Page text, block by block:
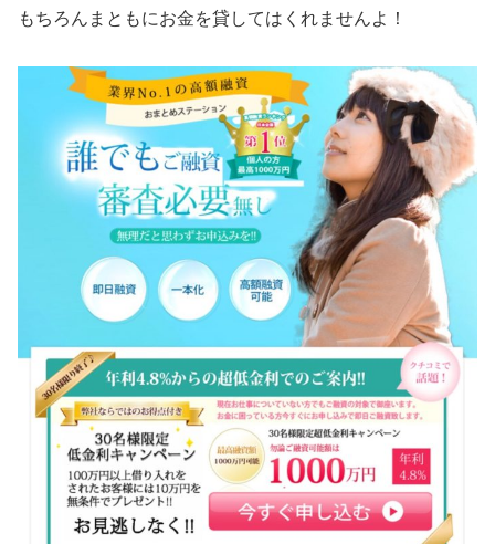
もちろんまともにお金を貸してはくれませんよ！